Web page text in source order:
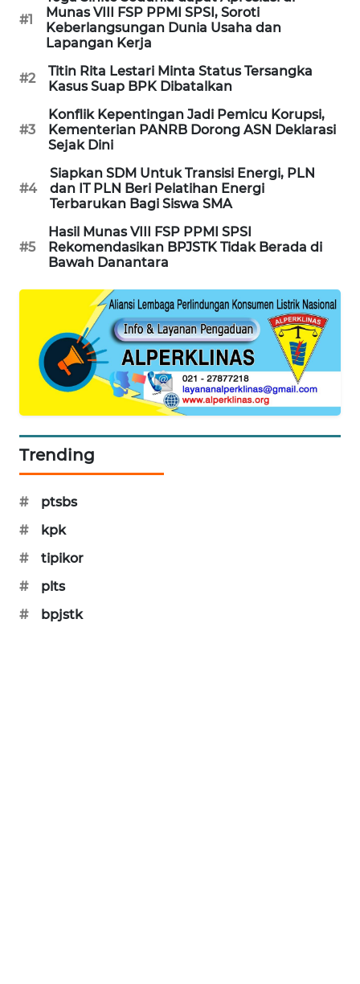
#1
Munas VIII FSP PPMI SPSI, Soroti
Keberlangsungan Dunia Usaha dan
Lapangan Kerja
#2
Titin Rita Lestari Minta Status Tersangka
Kasus Suap BPK Dibatalkan
#3
Konflik Kepentingan Jadi Pemicu Korupsi,
Kementerian PANRB Dorong ASN Deklarasi
Sejak Dini
#4
Siapkan SDM Untuk Transisi Energi, PLN
dan IT PLN Beri Pelatihan Energi
Terbarukan Bagi Siswa SMA
#5
Hasil Munas VIII FSP PPMI SPSI
Rekomendasikan BPJSTK Tidak Berada di
Bawah Danantara
Trending
#
ptsbs
#
kpk
#
tipikor
#
plts
#
bpjstk
WAHANA
Network
KONSUMEN
LISTRIK
MASYARAKAT
KELISTRIKAN
WALINKI
ID
MAWAKA
MARTABAT
NET
MKLI
LPKKI
LKKI
KOPEKLIN